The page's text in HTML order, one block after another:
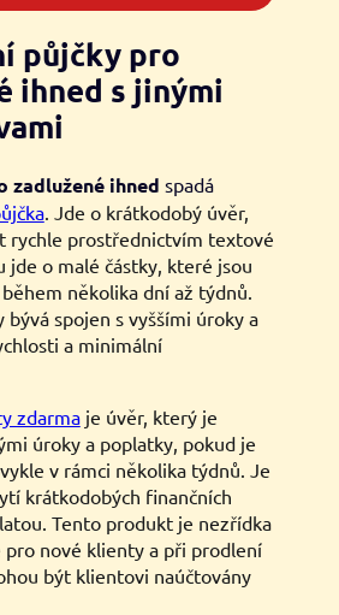
půjčky pro
ihned s jinými
zadlužené ihned spadá
. Jde o krátkodobý úvěr,
rychle prostřednictvím textové
jde o malé částky, které jsou
několika dní až týdnů.
bývá spojen s vyššími úroky a
a minimální
zdarma je úvěr, který je
úroky a poplatky, pokud je
v rámci několika týdnů. Je
krátkodobých finančních
Tento produkt je nezřídka
pro nové klienty a při prodlení
být klientovi naúčtovány